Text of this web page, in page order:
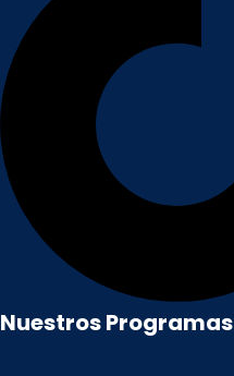
Nuestros Programas